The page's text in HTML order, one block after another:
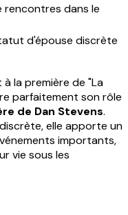
dans le
d'épouse discrète
à la première de "La
parfaitement son rôle
de Dan Stevens.
elle apporte un
importants,
vie sous les